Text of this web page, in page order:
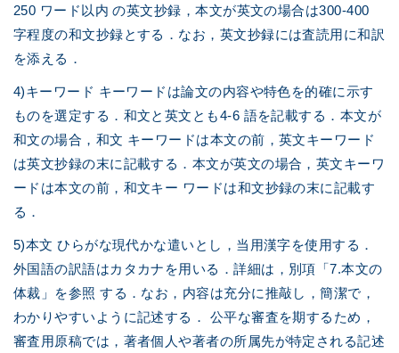
250 ワード以内 の英文抄録，本文が英文の場合は300-400
字程度の和文抄録とする．なお，英文抄録には査読用に和訳
を添える．
4)キーワード キーワードは論文の内容や特色を的確に示す
ものを選定する．和文と英文とも4-6 語を記載する．本文が
和文の場合，和文 キーワードは本文の前，英文キーワード
は英文抄録の末に記載する．本文が英文の場合，英文キーワ
ードは本文の前，和文キー ワードは和文抄録の末に記載す
る．
5)本文 ひらがな現代かな遣いとし，当用漢字を使用する．
外国語の訳語はカタカナを用いる．詳細は，別項「7.本文の
体裁」を参照 する．なお，内容は充分に推敲し，簡潔で，
わかりやすいように記述する． 公平な審査を期するため，
審査用原稿では，著者個人や著者の所属先が特定される記述